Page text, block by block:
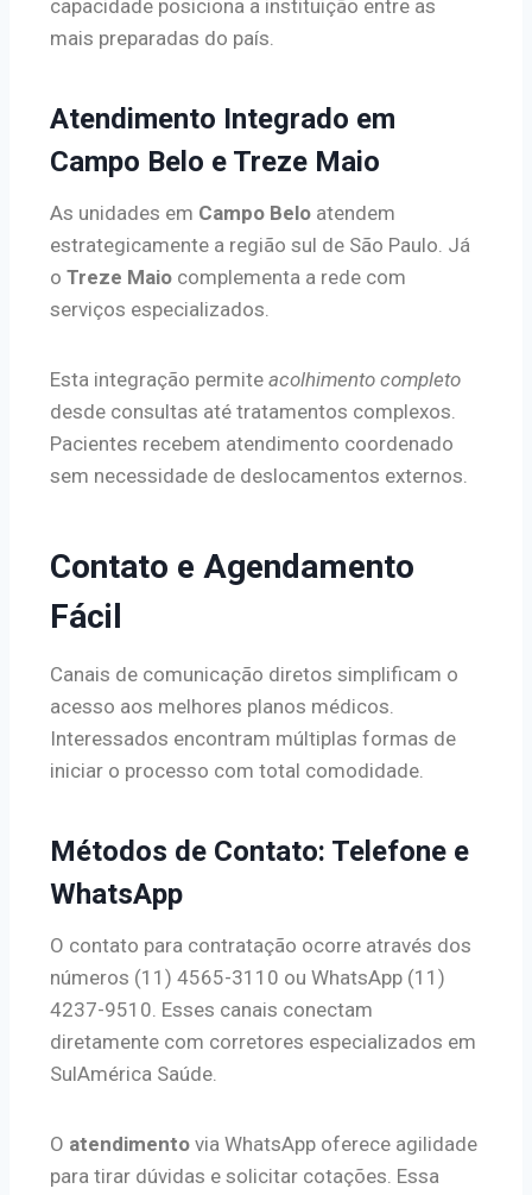
capacidade posiciona a instituição entre as
mais preparadas do país.
Atendimento Integrado em
Campo Belo e Treze Maio
As unidades em Campo Belo atendem
estrategicamente a região sul de São Paulo. Já
o Treze Maio complementa a rede com
serviços especializados.
Esta integração permite acolhimento completo
desde consultas até tratamentos complexos.
Pacientes recebem atendimento coordenado
sem necessidade de deslocamentos externos.
Contato e Agendamento
Fácil
Canais de comunicação diretos simplificam o
acesso aos melhores planos médicos.
Interessados encontram múltiplas formas de
iniciar o processo com total comodidade.
Métodos de Contato: Telefone e
WhatsApp
O contato para contratação ocorre através dos
números (11) 4565-3110 ou WhatsApp (11)
4237-9510. Esses canais conectam
diretamente com corretores especializados em
SulAmérica Saúde.
O atendimento via WhatsApp oferece agilidade
para tirar dúvidas e solicitar cotações. Essa